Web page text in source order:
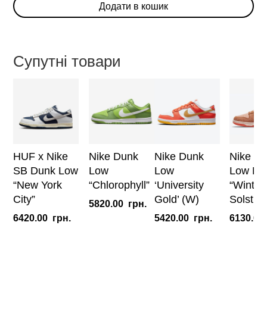
“Goldenrod”
Додати в кошик
Супутні товари
HUF x Nike
SB Dunk Low
“New York
City”
6420.00 грн.
Nike Dunk
Low
“Chlorophyll”
5820.00 грн.
Nike Dunk
Low
‘University
Gold’ (W)
5420.00 грн.
Nike
Low NH
“Winter
6130.00